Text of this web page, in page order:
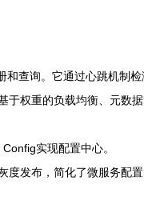
查询。它通过心跳机制
权重的负载均衡、元数
实现配置中心。
发布，简化了微服务配置